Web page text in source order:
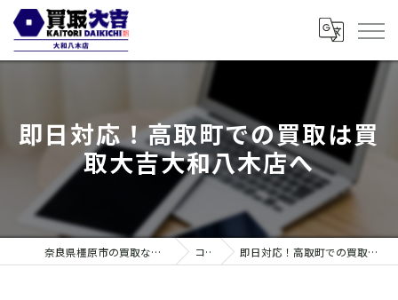
即日対応！高取町での買取は買
取大吉大和八木店へ
奈良県橿原市の買取なら買取大吉 大和八木店 コラム 即日対応！高取町での買取は買取大吉大和八木店へ